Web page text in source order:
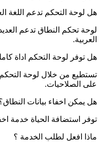
هل لوحة التحكم تدعم اللغة
لوحة تحكم النطاق تدعم
العربية.
هل توفر لوحة التحكم اداة
تستطيع من خلال لوحة
على الصلاحيات.
هل يمكن اخفاء بيانات
توفر استضافة الحياة خدمة
ماذا افعل لطلب الخدمة ؟